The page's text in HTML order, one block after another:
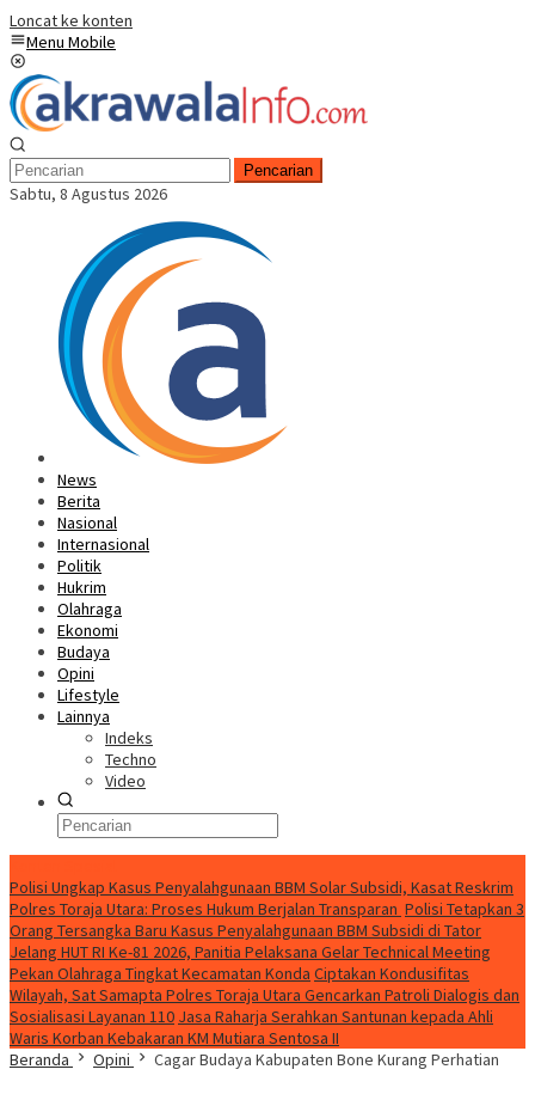
Loncat ke konten
Menu Mobile
Pencarian
Sabtu, 8 Agustus 2026
News
Berita
Nasional
Internasional
Politik
Hukrim
Olahraga
Ekonomi
Budaya
Opini
Lifestyle
Lainnya
Indeks
Techno
Video
Polisi Ungkap Kasus Penyalahgunaan BBM Solar Subsidi, Kasat Reskrim
Polres Toraja Utara: Proses Hukum Berjalan Transparan Polisi Tetapkan 3
Orang Tersangka Baru Kasus Penyalahgunaan BBM Subsidi di Tator
Jelang HUT RI Ke-81 2026, Panitia Pelaksana Gelar Technical Meeting
Pekan Olahraga Tingkat Kecamatan Konda Ciptakan Kondusifitas
Wilayah, Sat Samapta Polres Toraja Utara Gencarkan Patroli Dialogis dan
Sosialisasi Layanan 110 Jasa Raharja Serahkan Santunan kepada Ahli
Waris Korban Kebakaran KM Mutiara Sentosa II
Beranda
Opini Cagar Budaya Kabupaten Bone Kurang Perhatian